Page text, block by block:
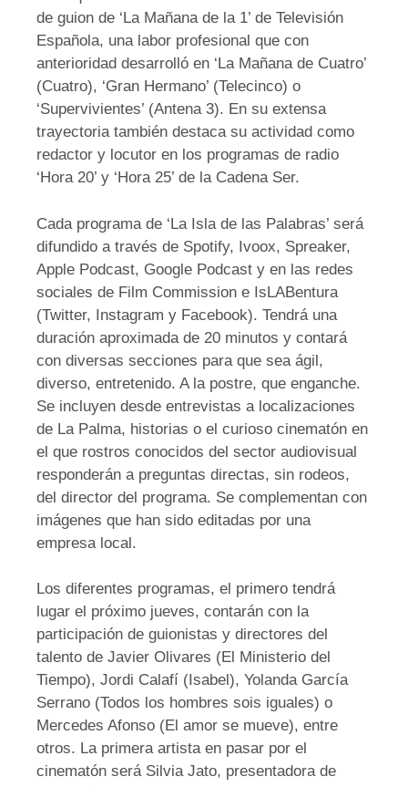
de guion de ‘La Mañana de la 1’ de Televisión
Española, una labor profesional que con
anterioridad desarrolló en ‘La Mañana de Cuatro’
(Cuatro), ‘Gran Hermano’ (Telecinco) o
‘Supervivientes’ (Antena 3). En su extensa
trayectoria también destaca su actividad como
redactor y locutor en los programas de radio
‘Hora 20’ y ‘Hora 25’ de la Cadena Ser.
Cada programa de ‘La Isla de las Palabras’ será
difundido a través de Spotify, Ivoox, Spreaker,
Apple Podcast, Google Podcast y en las redes
sociales de Film Commission e IsLABentura
(Twitter, Instagram y Facebook). Tendrá una
duración aproximada de 20 minutos y contará
con diversas secciones para que sea ágil,
diverso, entretenido. A la postre, que enganche.
Se incluyen desde entrevistas a localizaciones
de La Palma, historias o el curioso cinematón en
el que rostros conocidos del sector audiovisual
responderán a preguntas directas, sin rodeos,
del director del programa. Se complementan con
imágenes que han sido editadas por una
empresa local.
Los diferentes programas, el primero tendrá
lugar el próximo jueves, contarán con la
participación de guionistas y directores del
talento de Javier Olivares (El Ministerio del
Tiempo), Jordi Calafí (Isabel), Yolanda García
Serrano (Todos los hombres sois iguales) o
Mercedes Afonso (El amor se mueve), entre
otros. La primera artista en pasar por el
cinematón será Silvia Jato, presentadora de